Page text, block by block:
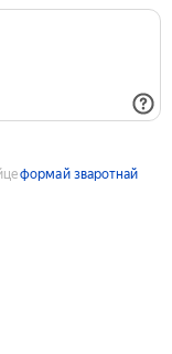
формай зваротнай